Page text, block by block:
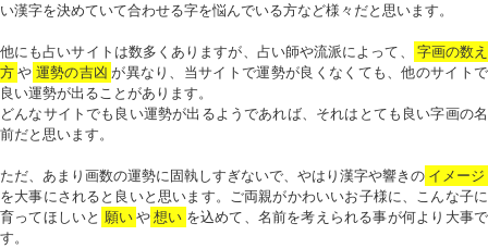
い漢字を決めていて合わせる字を悩んでいる方など様々だと思います。
他にも占いサイトは数多くありますが、占い師や流派によって、
字画の数え
方 や 運勢の吉凶 が異なり、当サイトで運勢が良くなくても、他のサイトで
良い運勢が出ることがあります。
どんなサイトでも良い運勢が出るようであれば、それはとても良い字画の名
前だと思います。
ただ、あまり画数の運勢に固執しすぎないで、やはり漢字や響きの イメージ
を大事にされると良いと思います。ご両親がかわいいお子様に、こんな子に
育ってほしいと 願い や 想い を込めて、名前を考えられる事が何より大事で
す。